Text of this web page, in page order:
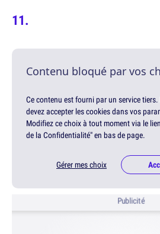
Contenu bloqué par vos
Ce contenu est fourni par un service
devez accepter les cookies dans vos
Modifiez ce choix à tout moment via le
de la Confidentialité" en bas de page.
Gérer mes choix
Publicité